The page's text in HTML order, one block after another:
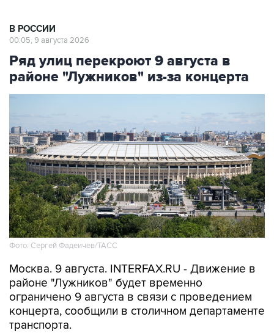
В РОССИИ
00:05, 9 августа 2026
Ряд улиц перекроют 9 августа в
районе "Лужников" из-за концерта
Фото: Сергей Фадеичев/ТАСС
Москва. 9 августа. INTERFAX.RU - Движение в
районе "Лужников" будет временно
ограничено 9 августа в связи с проведением
концерта, сообщили в столичном департаменте
транспорта.